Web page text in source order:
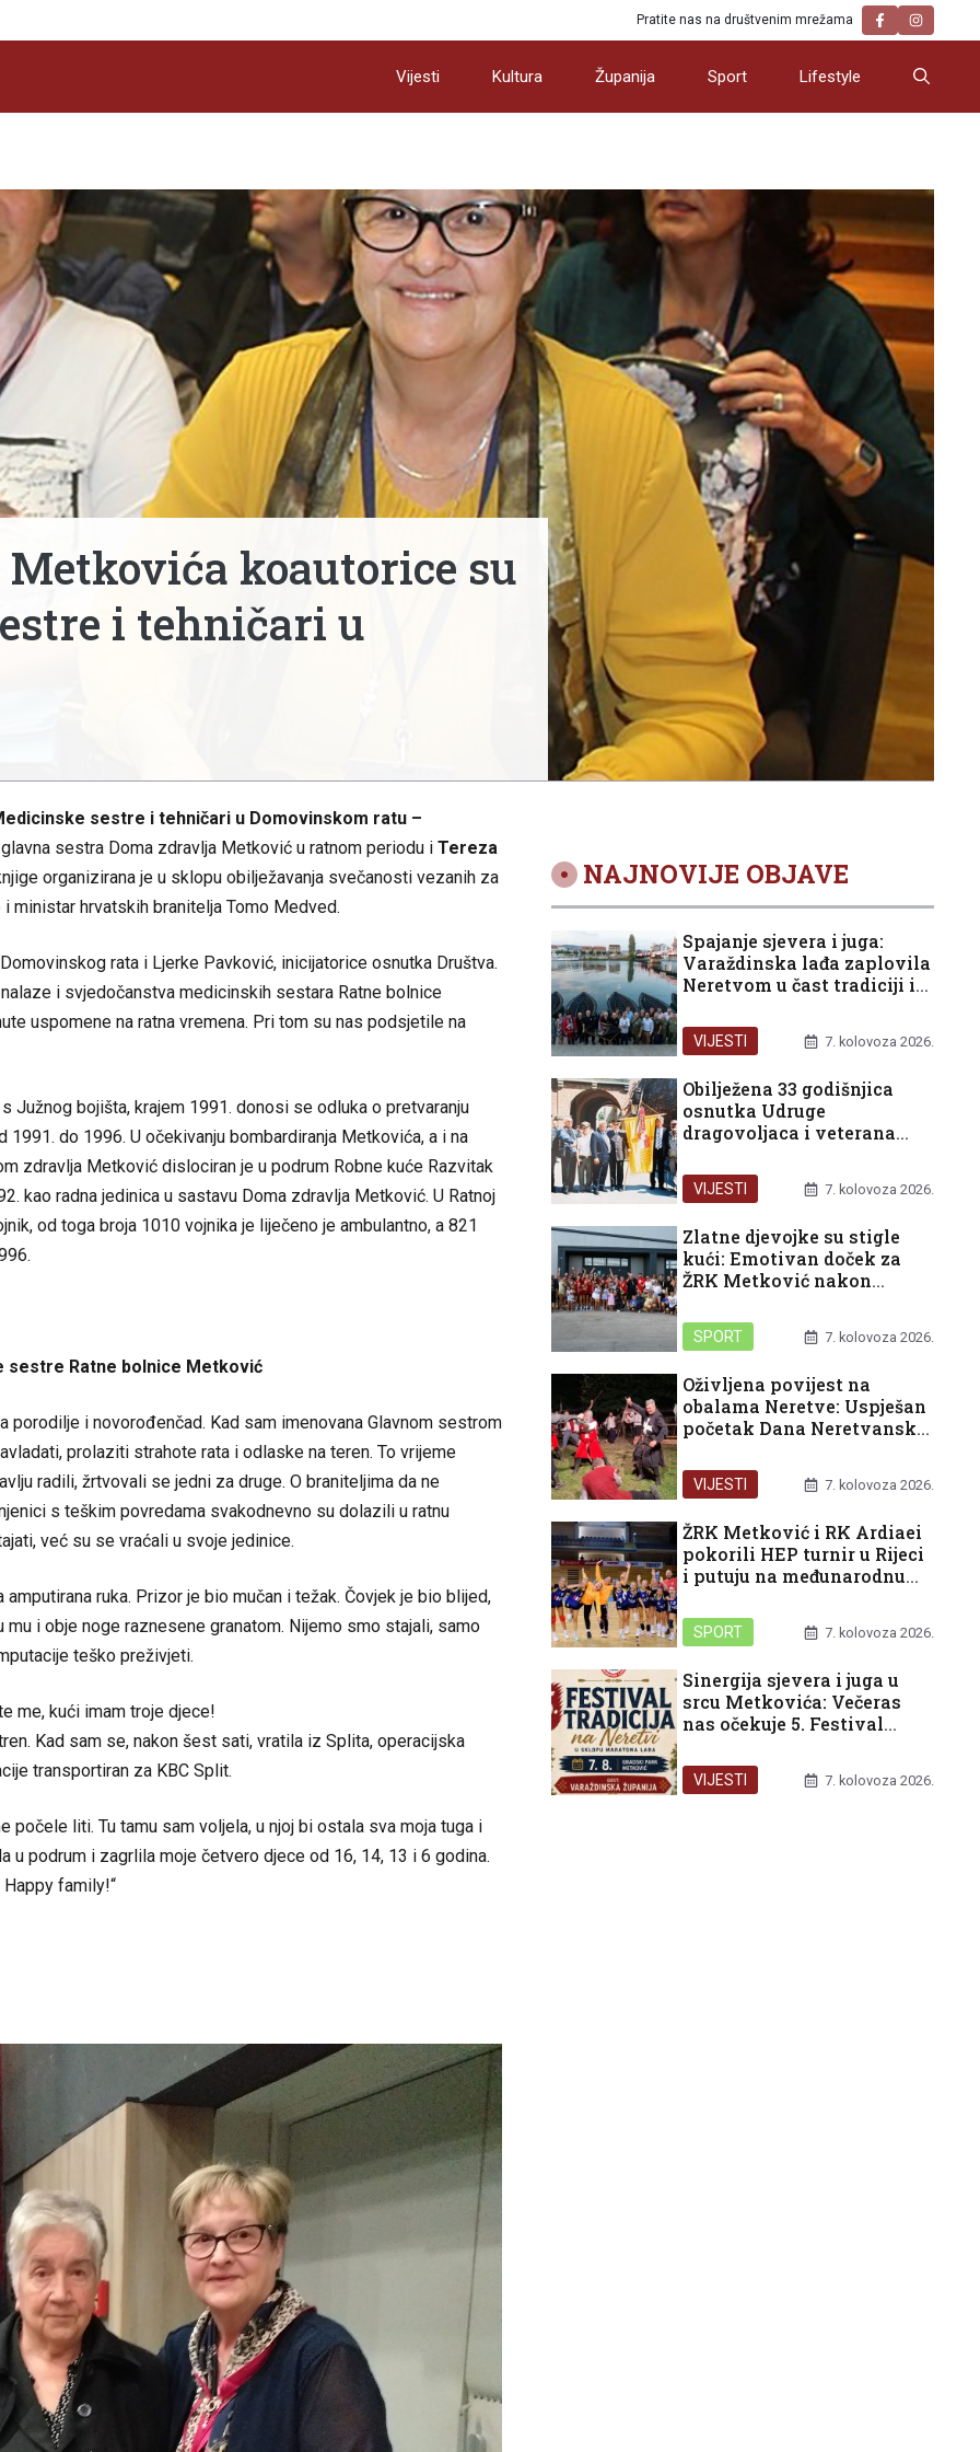
Pratite nas na društvenim mrežama
Vijesti Kultura Županija Sport Lifestyle
koautorice su
i tehničari u
sestre i tehničari u Domovinskom ratu –
sestra Doma zdravlja Metković u ratnom periodu i Tereza
organizirana je u sklopu obilježavanja svečanosti vezanih za
ministar hrvatskih branitelja Tomo Medved.
rata i Ljerke Pavković, inicijatorice osnutka Društva.
i svjedočanstva medicinskih sestara Ratne bolnice
uspomene na ratna vremena. Pri tom su nas podsjetile na
Južnog bojišta, krajem 1991. donosi se odluka o pretvaranju
do 1996. U očekivanju bombardiranja Metkovića, a i na
zdravlja Metković dislociran je u podrum Robne kuće Razvitak
kao radna jedinica u sastavu Doma zdravlja Metković. U Ratnoj
od toga broja 1010 vojnika je liječeno je ambulantno, a 821
sestre Ratne bolnice Metković
porodilje i novorođenčad. Kad sam imenovana Glavnom sestrom
prolaziti strahote rata i odlaske na teren. To vrijeme
radili, žrtvovali se jedni za druge. O braniteljima da ne
s teškim povredama svakodnevno su dolazili u ratnu
već su se vraćali u svoje jedinice.
ruka. Prizor je bio mučan i težak. Čovjek je bio blijed,
i obje noge raznesene granatom. Nijemo smo stajali, samo
teško preživjeti.
me, kući imam troje djece!
Kad sam se, nakon šest sati, vratila iz Splita, operacijska
transportiran za KBC Split.
liti. Tu tamu sam voljela, u njoj bi ostala sva moja tuga i
u podrum i zagrlila moje četvero djece od 16, 14, 13 i 6 godina.
family!“
NAJNOVIJE OBJAVE
Spajanje sjevera i juga:
Varaždinska lađa zaplovila
Neretvom u čast tradiciji i
VIJESTI 7. kolovoza 2026.
Obilježena 33 godišnjica
osnutka Udruge
dragovoljaca i veterana
Republike Hrvatske u
organizaciji Podružnice
županije
VIJESTI 7. kolovoza 2026.
Zlatne djevojke su stigle
kući: Emotivan doček za
ŽRK Metković nakon
Rijeci
SPORT 7. kolovoza 2026.
Oživljena povijest na
obalama Neretve: Uspješan
početak Dana Neretvanske
pred nama
VIJESTI 7. kolovoza 2026.
ŽRK Metković i RK Ardiaei
pokorili HEP turnir u Rijeci
i putuju na međunarodnu
SPORT 7. kolovoza 2026.
Sinergija sjevera i juga u
srcu Metkovića: Večeras
nas očekuje 5. Festival
VIJESTI 7. kolovoza 2026.